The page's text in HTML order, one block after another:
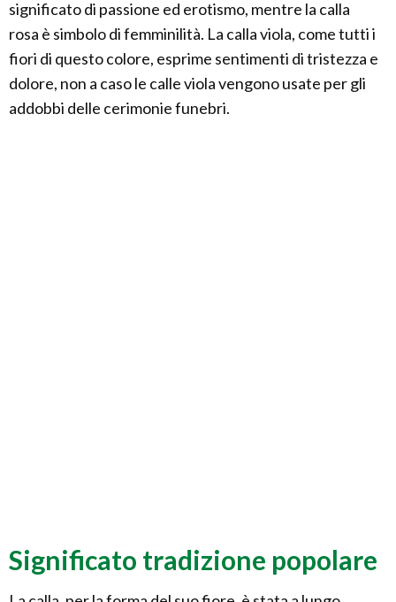
significato di passione ed erotismo, mentre la calla
rosa è simbolo di femminilità. La calla viola, come tutti i
fiori di questo colore, esprime sentimenti di tristezza e
dolore, non a caso le calle viola vengono usate per gli
addobbi delle cerimonie funebri.
Significato tradizione popolare